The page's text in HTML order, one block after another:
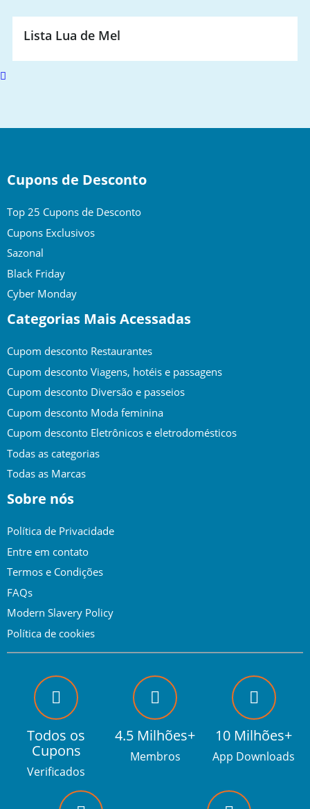
Lista Lua de Mel
Scroll
Cupons de Desconto
Top 25 Cupons de Desconto
Cupons Exclusivos
Sazonal
Black Friday
Cyber Monday
Categorias Mais Acessadas
Cupom desconto Restaurantes
Cupom desconto Viagens, hotéis e passagens
Cupom desconto Diversão e passeios
Cupom desconto Moda feminina
Cupom desconto Eletrônicos e eletrodomésticos
Todas as categorias
Todas as Marcas
Sobre nós
Política de Privacidade
Entre em contato
Termos e Condições
FAQs
Modern Slavery Policy
Política de cookies
Todos os
Cupons
Verificados
4.5 Milhões+
Membros
10 Milhões+
App Downloads